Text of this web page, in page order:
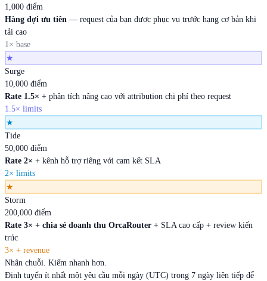
1,000 điểm
Hàng đợi ưu tiên — request của bạn được phục vụ trước hạng cơ bản khi
tải cao
1× base
★
Surge
10,000 điểm
Rate 1.5× + phân tích nâng cao với attribution chi phí theo request
1.5× limits
★
Tide
50,000 điểm
Rate 2× + kênh hỗ trợ riêng với cam kết SLA
2× limits
★
Storm
200,000 điểm
Rate 3× + chia sẻ doanh thu OrcaRouter + SLA cao cấp + review kiến
trúc
3× + revenue
Nhân chuỗi. Kiếm nhanh hơn.
Định tuyến ít nhất một yêu cầu mỗi ngày (UTC) trong 7 ngày liên tiếp để